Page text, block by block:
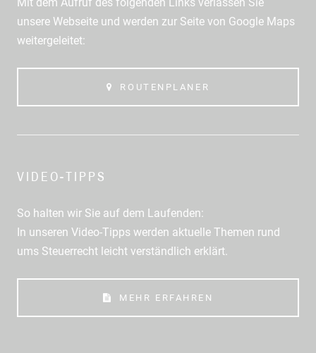
unsere Webseite und werden zur Seite von Google Maps
weitergeleitet:
ROUTENPLANER
VIDEO-TIPPS
So halten wir Sie auf dem Laufenden:
In unseren Video-Tipps werden aktuelle Themen rund
ums Steuerrecht leicht verständlich erklärt.
MEHR ERFAHREN